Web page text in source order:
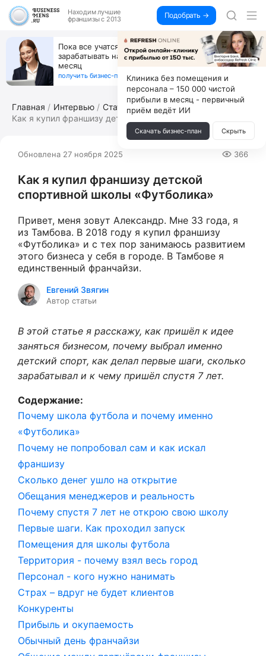
Находим лучшие
франшизы с 2013
Подобрать →
Открой студию, где не колют и не режут,
а делают массаж лица руками и в первый же год
получи 4.5 млн
получить бизнес-план ↓
Главная Интервью
Статьи по франчайзингу
Как я купил франшизу детской спортивн...
Обновлена 27 ноября 2025 366
Как я купил франшизу детской
спортивной школы «Футболика»
Привет, меня зовут Александр. Мне 33 года, я
из Тамбова. В 2018 году я купил франшизу
«Футболика» и с тех пор занимаюсь развитием
этого бизнеса у себя в городе. В Тамбове я
единственный франчайзи.
Евгений Звягин
Автор статьи
В этой статье я расскажу, как пришёл к идее
заняться бизнесом, почему выбрал именно
детский спорт, как делал первые шаги, сколько
зарабатывал и к чему пришёл спустя 7 лет.
Содержание:
Почему школа футбола и почему именно
«Футболика»
Почему не попробовал сам и как искал
франшизу
Сколько денег ушло на открытие
Обещания менеджеров и реальность
Почему спустя 7 лет не открою свою школу
Первые шаги. Как проходил запуск
Помещения для школы футбола
Территория - почему взял весь город
Персонал - кого нужно нанимать
Страх – вдруг не будет клиентов
Конкуренты
Прибыль и окупаемость
Обычный день франчайзи
Клиника без помещения и
персонала – 150 000 чистой
прибыли в месяц - первичный
приём ведёт ИИ
Скачать бизнес-план Скрыть